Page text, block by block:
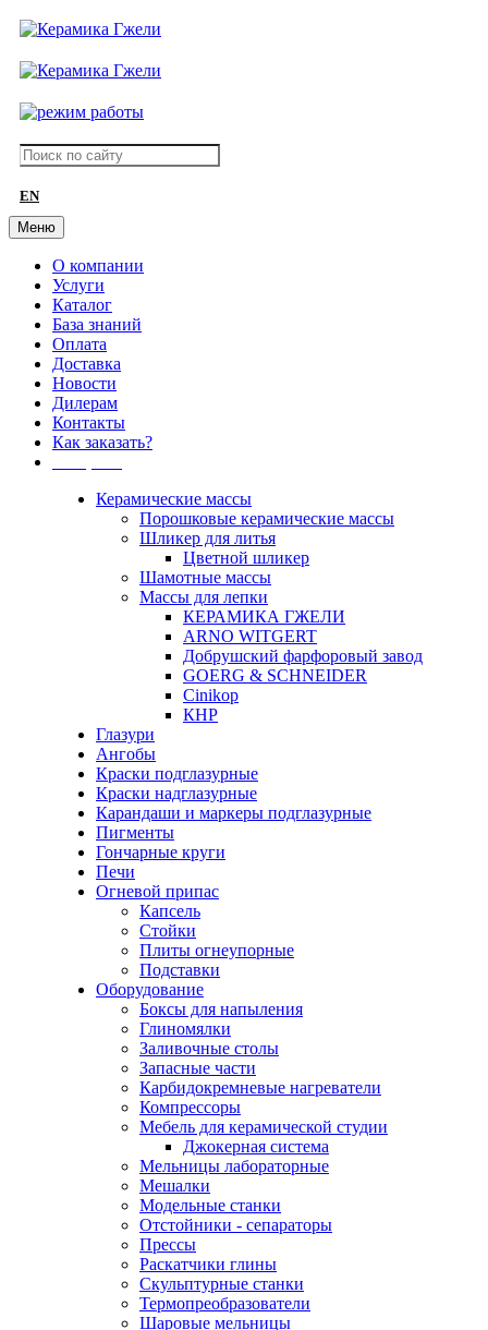
EN
Меню
О компании
Услуги
Каталог
База знаний
Оплата
Доставка
Новости
Дилерам
Контакты
Как заказать?
Керамические массы
Порошковые керамические массы
Шликер для литья
Цветной шликер
Шамотные массы
Массы для лепки
КЕРАМИКА ГЖЕЛИ
ARNO WITGERT
Добрушский фарфоровый завод
GOERG & SCHNEIDER
Cinikop
КНР
Глазури
Ангобы
Краски подглазурные
Краски надглазурные
Карандаши и маркеры подглазурные
Пигменты
Гончарные круги
Печи
Огневой припас
Капсель
Стойки
Плиты огнеупорные
Подставки
Оборудование
Боксы для напыления
Глиномялки
Заливочные столы
Запасные части
Карбидокремневые нагреватели
Компрессоры
Мебель для керамической студии
Джокерная система
Мельницы лабораторные
Мешалки
Модельные станки
Отстойники - сепараторы
Прессы
Раскатчики глины
Скульптурные станки
Термопреобразователи
Шаровые мельницы